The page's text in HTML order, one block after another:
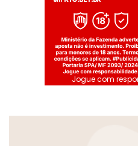
Jogue com